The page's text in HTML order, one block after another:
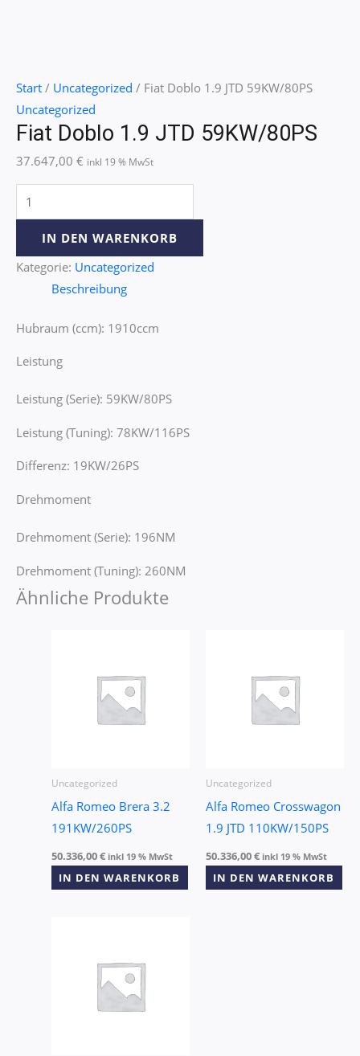
Start / Uncategorized / Fiat Doblo 1.9 JTD 59KW/80PS
Uncategorized
Fiat Doblo 1.9 JTD 59KW/80PS
37.647,00 € inkl 19 % MwSt
IN DEN WARENKORB
Kategorie: Uncategorized
Beschreibung
Hubraum (ccm): 1910ccm
Leistung
Leistung (Serie): 59KW/80PS
Leistung (Tuning): 78KW/116PS
Differenz: 19KW/26PS
Drehmoment
Drehmoment (Serie): 196NM
Drehmoment (Tuning): 260NM
Ähnliche Produkte
Uncategorized
Alfa Romeo Brera 3.2
191KW/260PS
50.336,00€ inkl 19 % MwSt
IN DEN WARENKORB
Uncategorized
Alfa Romeo Crosswagon
1.9 JTD 110KW/150PS
50.336,00€ inkl 19 % MwSt
IN DEN WARENKORB